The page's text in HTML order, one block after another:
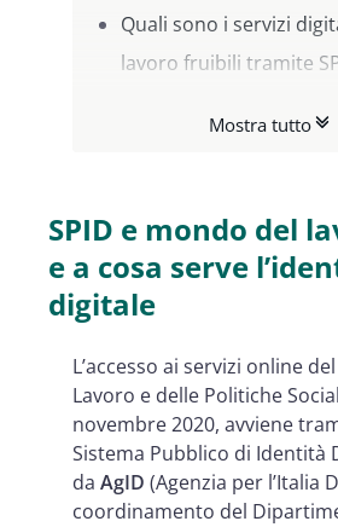
Quali sono i servizi
lavoro fruibili tramite
Come creare l’identità
Mostra tutto
SPID e mondo del
e a cosa serve
digitale
L’accesso ai servizi online
Lavoro e delle Politiche
novembre 2020, avviene
Sistema Pubblico di Identità
da AgID (Agenzia per l’Italia
coordinamento del